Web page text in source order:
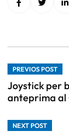
PREVIOS POST
Joystick per
anteprima al
NEXT POST